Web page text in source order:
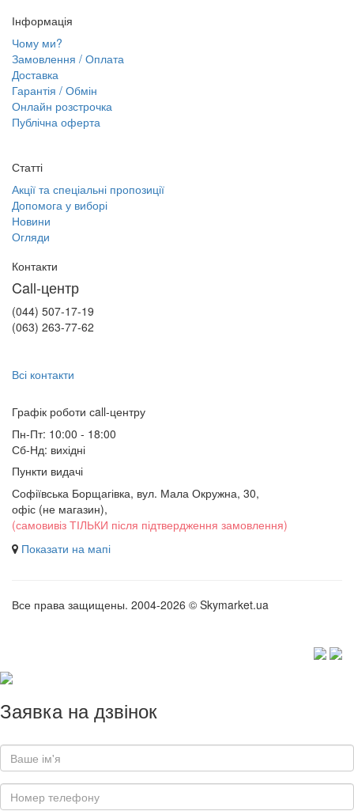
Інформація
Чому ми?
Замовлення / Оплата
Доставка
Гарантія / Обмін
Онлайн розстрочка
Публічна оферта
Статті
Акції та спеціальні пропозиції
Допомога у виборі
Новини
Огляди
Контакти
Call-центр
(044) 507-17-19
(063) 263-77-62
Всі контакти
Графік роботи сall-центру
Пн-Пт: 10:00 - 18:00
Сб-Нд: вихідні
Пункти видачі
Софіївська Борщагівка, вул. Мала Окружна, 30,
офіс (не магазин),
(самовивіз ТІЛЬКИ після підтвердження замовлення)
Показати на мапі
Все права защищены. 2004-2026 © Skymarket.ua
Заявка на дзвінок